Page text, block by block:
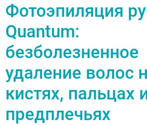
Фотоэпиляция
Quantum:
безболезненное
удаление волос
кистях, пальцах
предплечьях